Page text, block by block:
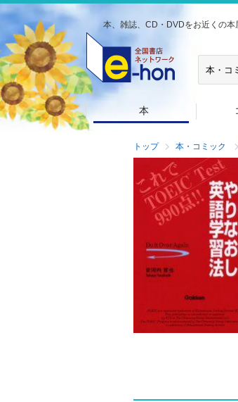
本、雑誌、CD・DVDをお近くの本
本
トップ 本・コミック